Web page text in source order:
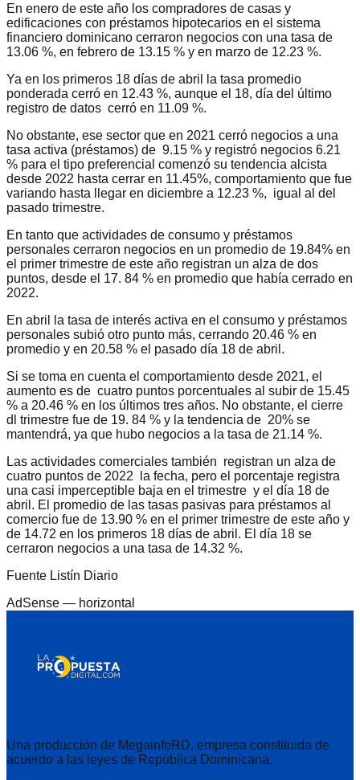
En enero de este año los compradores de casas y
edificaciones con préstamos hipotecarios en el sistema
financiero dominicano cerraron negocios con una tasa de
13.06 %, en febrero de 13.15 % y en marzo de 12.23 %.
Ya en los primeros 18 días de abril la tasa promedio
ponderada cerró en 12.43 %, aunque el 18, día del último
registro de datos cerró en 11.09 %.
No obstante, ese sector que en 2021 cerró negocios a una
tasa activa (préstamos) de 9.15 % y registró negocios 6.21
% para el tipo preferencial comenzó su tendencia alcista
desde 2022 hasta cerrar en 11.45%, comportamiento que fue
variando hasta llegar en diciembre a 12.23 %, igual al del
pasado trimestre.
En tanto que actividades de consumo y préstamos
personales cerraron negocios en un promedio de 19.84% en
el primer trimestre de este año registran un alza de dos
puntos, desde el 17. 84 % en promedio que había cerrado en
2022.
En abril la tasa de interés activa en el consumo y préstamos
personales subió otro punto más, cerrando 20.46 % en
promedio y en 20.58 % el pasado día 18 de abril.
Si se toma en cuenta el comportamiento desde 2021, el
aumento es de cuatro puntos porcentuales al subir de 15.45
% a 20.46 % en los últimos tres años. No obstante, el cierre
dl trimestre fue de 19. 84 % y la tendencia de 20% se
mantendrá, ya que hubo negocios a la tasa de 21.14 %.
Las actividades comerciales también registran un alza de
cuatro puntos de 2022 la fecha, pero el porcentaje registra
una casi imperceptible baja en el trimestre y el día 18 de
abril. El promedio de las tasas pasivas para préstamos al
comercio fue de 13.90 % en el primer trimestre de este año y
de 14.72 en los primeros 18 días de abril. El día 18 se
cerraron negocios a una tasa de 14.32 %.
Fuente Listín Diario
AdSense — horizontal
Una producción de MegainfoRD, empresa constituida de
acuerdo a las leyes de República Dominicana.